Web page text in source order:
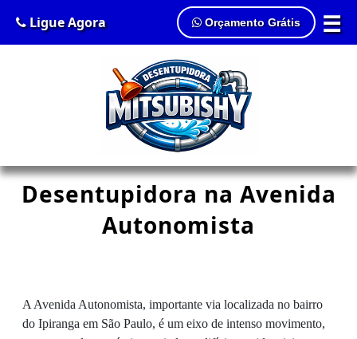
☰
Ligue Agora Orçamento Grátis
Desentupidora na Avenida
Autonomista
A Avenida Autonomista, importante via localizada no bairro
do Ipiranga em São Paulo, é um eixo de intenso movimento,